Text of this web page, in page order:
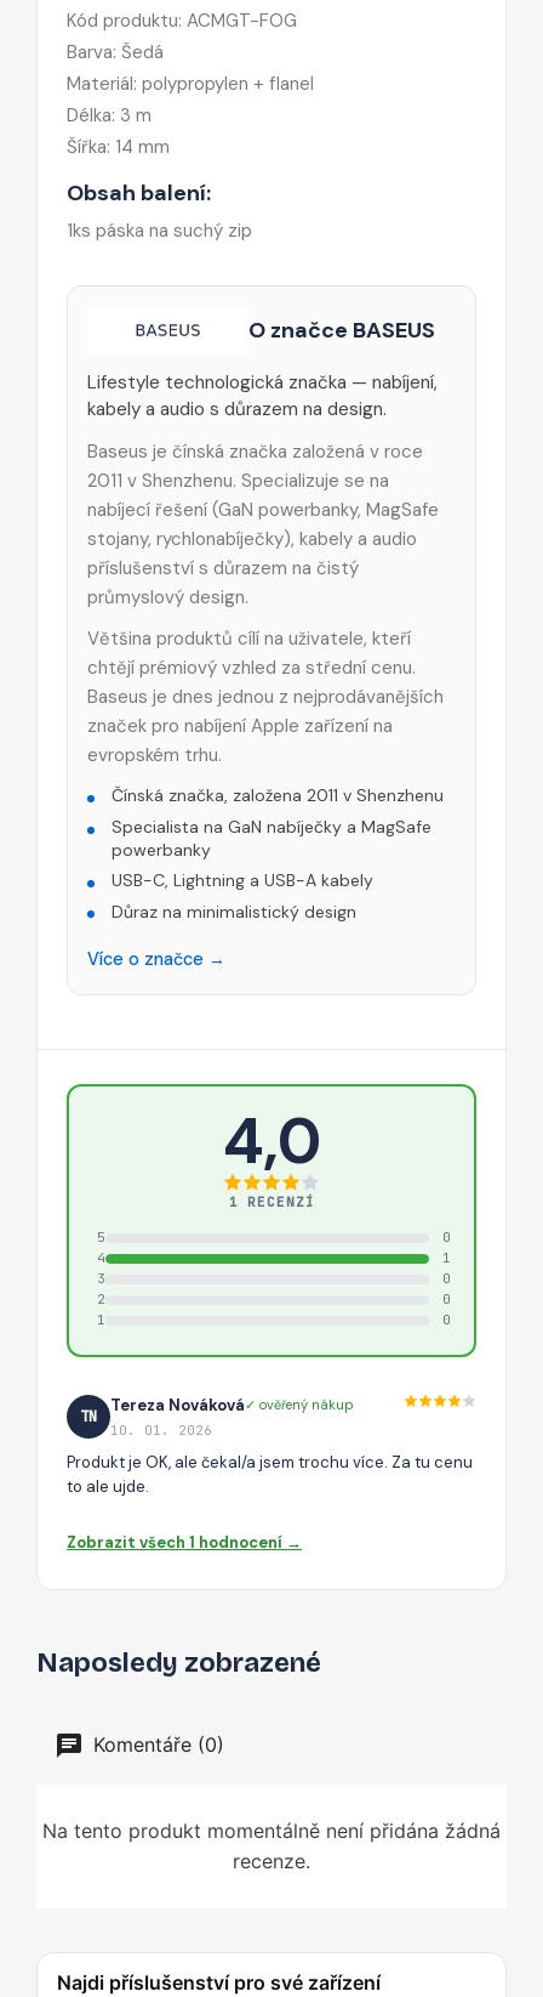
Kód produktu: ACMGT-FOG
Barva: Šedá
Materiál: polypropylen + flanel
Délka: 3 m
Šířka: 14 mm
Obsah balení:
1ks páska na suchý zip
O značce BASEUS
Lifestyle technologická značka — nabíjení,
kabely a audio s důrazem na design.
Baseus je čínská značka založená v roce
2011 v Shenzhenu. Specializuje se na
nabíjecí řešení (GaN powerbanky, MagSafe
stojany, rychlonabíječky), kabely a audio
příslušenství s důrazem na čistý
průmyslový design.
Většina produktů cílí na uživatele, kteří
chtějí prémiový vzhled za střední cenu.
Baseus je dnes jednou z nejprodávanějších
značek pro nabíjení Apple zařízení na
evropském trhu.
Čínská značka, založena 2011 v Shenzhenu
Specialista na GaN nabíječky a MagSafe
powerbanky
USB-C, Lightning a USB-A kabely
Důraz na minimalistický design
Více o značce →
4,0
1 RECENZÍ
5
0
4
1
3
0
2
0
1
0
TN
Tereza Nováková✓ ověřený nákup
10. 01. 2026
Produkt je OK, ale čekal/a jsem trochu více. Za tu cenu
to ale ujde.
Zobrazit všech 1 hodnocení →
Naposledy zobrazené
Komentáře (0)
Na tento produkt momentálně není přidána žádná
recenze.
Najdi příslušenství pro své zařízení